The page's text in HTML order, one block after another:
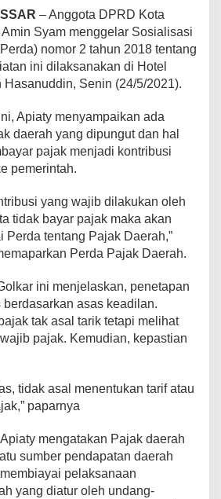
– Anggota DPRD Kota
Amin Syam menggelar Sosialisasi
nomor 2 tahun 2018 tentang
ini dilaksanakan di Hotel
Senin (24/5/2021).
Apiaty menyampaikan ada
daerah yang dipungut dan hal
pajak menjadi kontribusi
pemerintah.
yang wajib dilakukan oleh
tidak bayar pajak maka akan
Perda tentang Pajak Daerah,”
Perda Pajak Daerah.
ini menjelaskan, penetapan
asas keadilan.
tak asal tarik tetapi melihat
pajak. Kemudian, kepastian
tidak asal menentukan tarif atau
paparnya
mengatakan Pajak daerah
sumber pendapatan daerah
pelaksanaan
yang diatur oleh undang-